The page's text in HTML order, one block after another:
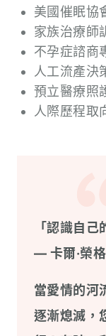
美國催眠協
家族治療師
不孕症諮商
人工流產決
預立醫療照
人際歷程取
「認識自
— 卡爾·榮格
當愛情的河
逐漸熄滅，